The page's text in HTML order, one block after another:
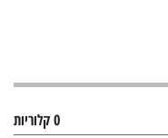
0 קלוריות